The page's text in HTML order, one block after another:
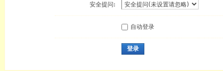
安全提问:
自动登录
登录